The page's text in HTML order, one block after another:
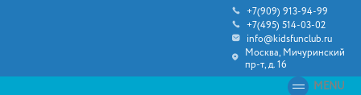
+7(909) 913-94-99
+7(495) 514-03-02
info@kidsfunclub.ru
Москва, Мичуринский
пр-т, д. 16
MENU